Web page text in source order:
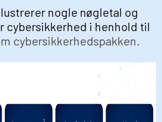
nogle nøgletal og
cybersikkerhed i henhold til
cybersikkerhedspakken.